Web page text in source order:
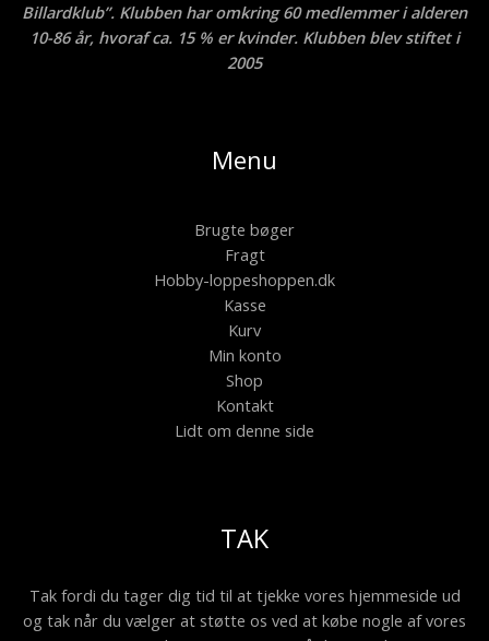
Billardklub”. Klubben har omkring 60 medlemmer i alderen
10-86 år, hvoraf ca. 15 % er kvinder. Klubben blev stiftet i
2005
Menu
Brugte bøger
Fragt
Hobby-loppeshoppen.dk
Kasse
Kurv
Min konto
Shop
Kontakt
Lidt om denne side
TAK
Tak fordi du tager dig tid til at tjekke vores hjemmeside ud
og tak når du vælger at støtte os ved at købe nogle af vores